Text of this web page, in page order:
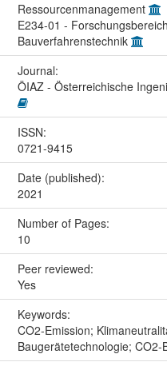
Ressourcenmanagement
E234-01 -
Bauverfahrenstechnik
Journal:
ÖIAZ - Österreichische
ISSN:
0721-9415
Date (published):
2021
Number of Pages:
10
Peer reviewed:
Yes
Keywords:
CO2-Emission;
Baugerätetechnologie; CO2-